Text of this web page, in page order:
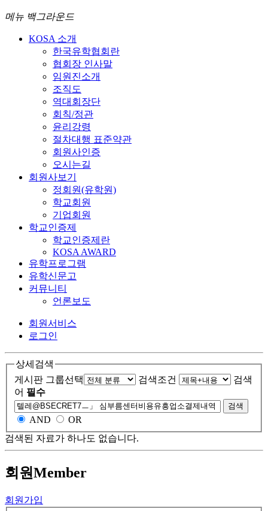
메뉴 백그라운드
KOSA 소개
한국유학협회란
협회장 인사말
임원진소개
조직도
역대회장단
회칙/정관
윤리강령
절차대행 표준약관
회원사인증
오시는길
회원사보기
정회원(유학원)
학교회원
기업회원
학교인증제
학교인증제란
KOSA AWARD
유학프로그램
유학신문고
커뮤니티
언론보도
회원서비스
로그인
상세검색
게시판 그룹선택
검색조건
검색
어 필수
검색
AND
OR
검색된 자료가 하나도 없습니다.
회원Member
회원가입